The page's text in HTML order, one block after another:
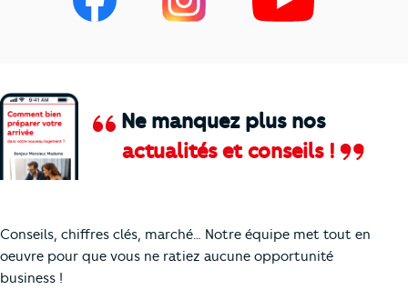
Ne manquez plus nos
actualités et conseils !
Conseils, chiffres clés, marché… Notre équipe met tout en
oeuvre pour que vous ne ratiez aucune opportunité
business !